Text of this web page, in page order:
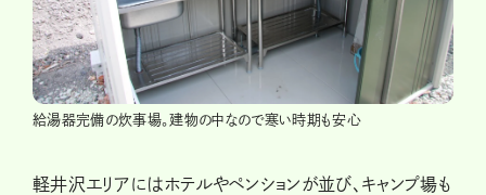
給湯器完備の炊事場。建物の中なので寒い時期も安心
軽井沢エリアにはホテルやペンションが並び、キャンプ場も